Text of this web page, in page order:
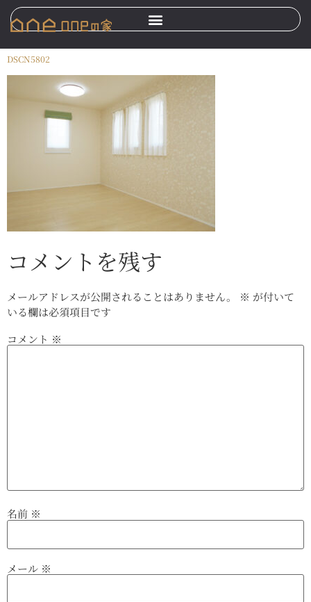
DSCN5802
コメントを残す
メールアドレスが公開されることはありません。 ※ が付いて
いる欄は必須項目です
コメント ※
名前 ※
メール ※